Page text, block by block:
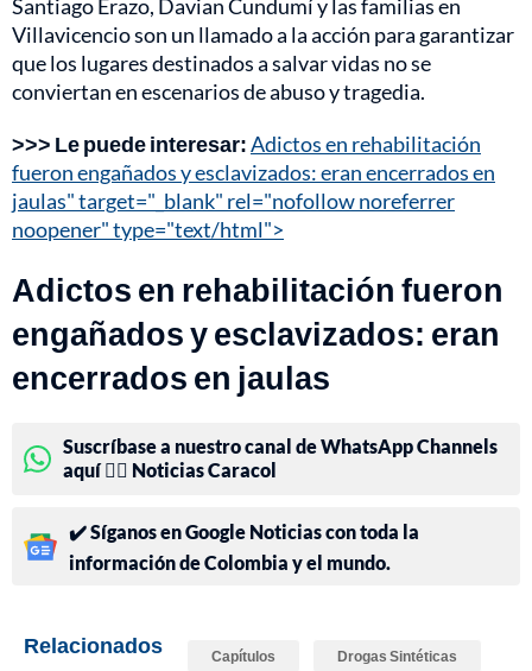
Santiago Erazo, Davian Cundumí y las familias en
Villavicencio son un llamado a la acción para garantizar
que los lugares destinados a salvar vidas no se
conviertan en escenarios de abuso y tragedia.
>>> Le puede interesar:Adictos en rehabilitación
fueron engañados y esclavizados: eran encerrados en
jaulas" target="_blank" rel="nofollow noreferrer
noopener" type="text/html">
Adictos en rehabilitación fueron
engañados y esclavizados: eran
encerrados en jaulas
Suscríbase a nuestro canal de WhatsApp Channels
aquí 👉🏻 Noticias Caracol
✔️ Síganos en Google Noticias con toda la
información de Colombia y el mundo.
Relacionados Capítulos Drogas Sintéticas